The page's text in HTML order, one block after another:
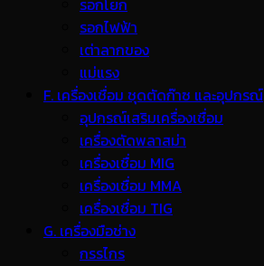
รอกโยก
รอกไฟฟ้า
เต่าลากของ
แม่แรง
F. เครื่องเชื่อม ชุดตัดก๊าซ และอุปกรณ์
อุปกรณ์เสริมเครื่องเชื่อม
เครื่องตัดพลาสม่า
เครื่องเชื่อม MIG
เครื่องเชื่อม MMA
เครื่องเชื่อม TIG
G. เครื่องมือช่าง
กรรไกร